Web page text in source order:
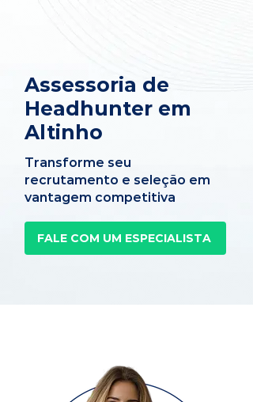
Assessoria de
Headhunter em
Altinho
Transforme seu
recrutamento e seleção em
vantagem competitiva
FALE COM UM ESPECIALISTA